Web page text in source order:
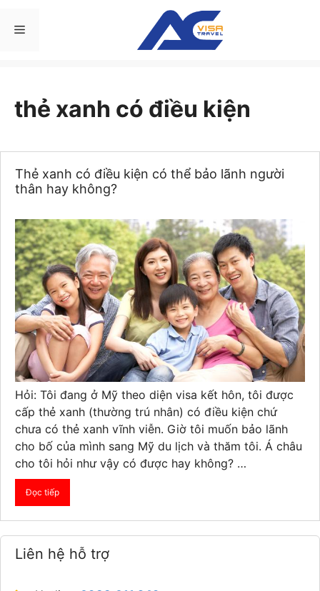
đến Menu
thẻ xanh có điều kiện
Thẻ xanh có điều kiện có thể bảo lãnh người
thân hay không?
Hỏi: Tôi đang ở Mỹ theo diện visa kết hôn, tôi được
cấp thẻ xanh (thường trú nhân) có điều kiện chứ
chưa có thẻ xanh vĩnh viễn. Giờ tôi muốn bảo lãnh
cho bố của mình sang Mỹ du lịch và thăm tôi. Á châu
cho tôi hỏi như vậy có được hay không? …
Đọc tiếp
Liên hệ hỗ trợ